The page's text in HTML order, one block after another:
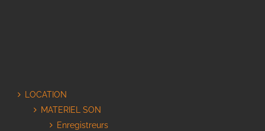
LOCATION
MATERIEL SON
Enregistreurs